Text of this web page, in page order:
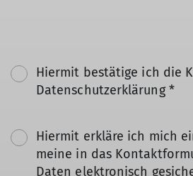
Hiermit bestätige ich die
Datenschutzerklärung *
Hiermit erkläre ich mich
meine in das
Daten elektronisch